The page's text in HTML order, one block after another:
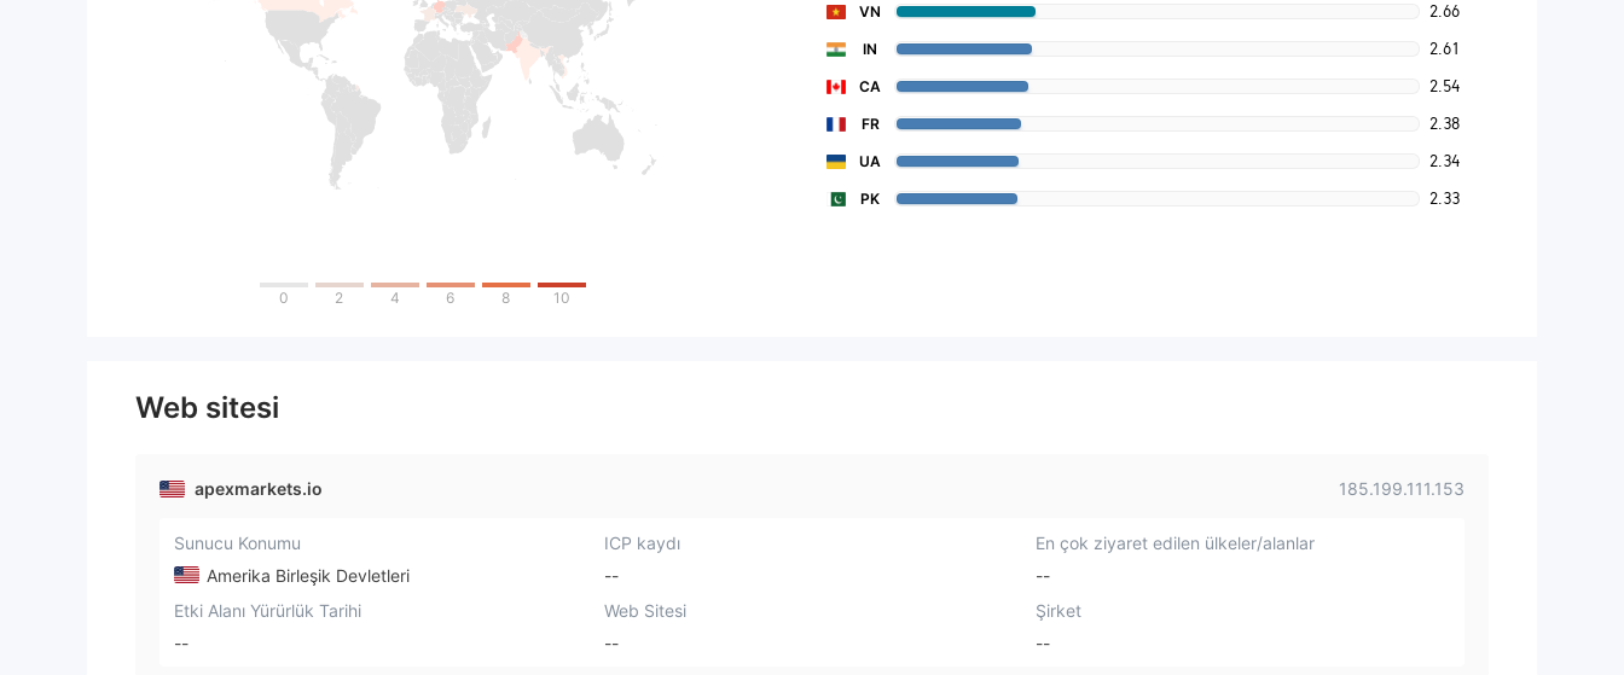
0 2 4 6 8 10
VN 2.66
IN 2.61
CA 2.54
FR 2.38
UA 2.34
PK 2.33
Web sitesi
apexmarkets.io 185.199.111.153
Sunucu Konumu
Amerika Birleşik Devletleri
ICP kaydı
--
En çok ziyaret edilen ülkeler/alanlar
--
Etki Alanı Yürürlük Tarihi
--
Web Sitesi
--
Şirket
--